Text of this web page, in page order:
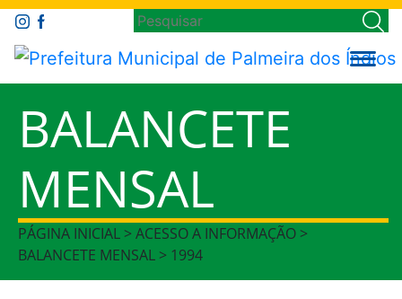
BALANCETE
MENSAL
PÁGINA INICIAL > ACESSO A INFORMAÇÃO >
BALANCETE MENSAL > 1994